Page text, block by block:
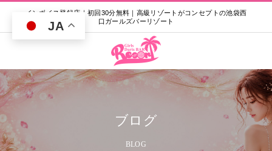
インボイス登録店｜初回30分無料｜高級リゾートがコンセプトの池袋西
口ガールズバーリゾート
ブログ
BLOG
JA